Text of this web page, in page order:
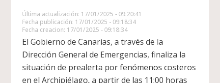
Última actualización: 17/01/2025 - 09:20:41
Fecha publicación: 17/01/2025 - 09:18:34
Fecha creacion: 17/01/2025 - 09:18:34
El Gobierno de Canarias, a través de la
Dirección General de Emergencias, finaliza la
situación de prealerta por fenómenos costeros
en el Archipiélago, a partir de las 11:00 horas